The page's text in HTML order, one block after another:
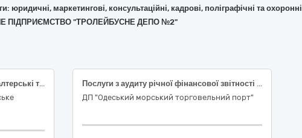
юридичні, маркетингові, консультаційні, кадрові, поліграфічні та охоронні
ПІДПРИЄМСТВО "ТРОЛЕЙБУСНЕ ДЕПО №2"
Код ДК 021:2015 79210000-9 Бухгалтерські та аудиторські послуги (послуги із аудиту використання коштів, отриманих КП «Салтівське трамвайне депо» у 2025-2026 роках в рамках Кредитного та Грантового договорів між Харківською міською радою та Європейським банком реконструкції та розвитку з наданням звіту аудиторів, складеним відповідно до Міжнародних стандартів аудиту; відповідний код ЄЗС: 79212000-3 Аудиторські послуги)
Послуги з аудиту річної фінансової звітності за 2025 рік, складеної за Міжнародними стандартами фінансової звітності (МСФЗ) та на основі таксономії фінансової звітності за міжнародними стандартами фінансової звітності в єдиному електронному форматі XBRL, Код ДК 021:2015 79210000-9 Бухгалтерські та аудиторські послуги
ДП "Одеський морський торговельний порт"